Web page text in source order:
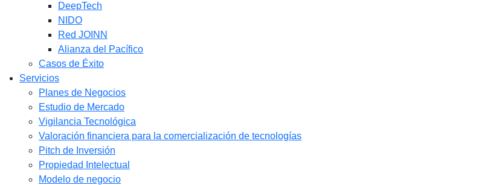
DeepTech
NIDO
Red JOINN
Alianza del Pacífico
Casos de Éxito
Servicios
Planes de Negocios
Estudio de Mercado​
Vigilancia Tecnológica
Valoración financiera para la comercialización de tecnologías
Pitch de Inversión
Propiedad Intelectual
Modelo de negocio